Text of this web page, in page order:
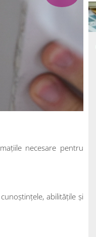
necesare pentru
abilitățile și